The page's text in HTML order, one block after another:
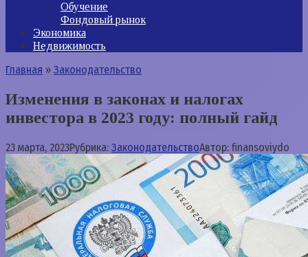
Обучение
Фондовый рынок
Экономика
Недвижимость
Главная » Законодательство
Изменения в законах и налогах
инвестора в 2023 году: полный гайд
23 марта, 2023Рубрика: ЗаконодательствоАвтор: finansoviydo